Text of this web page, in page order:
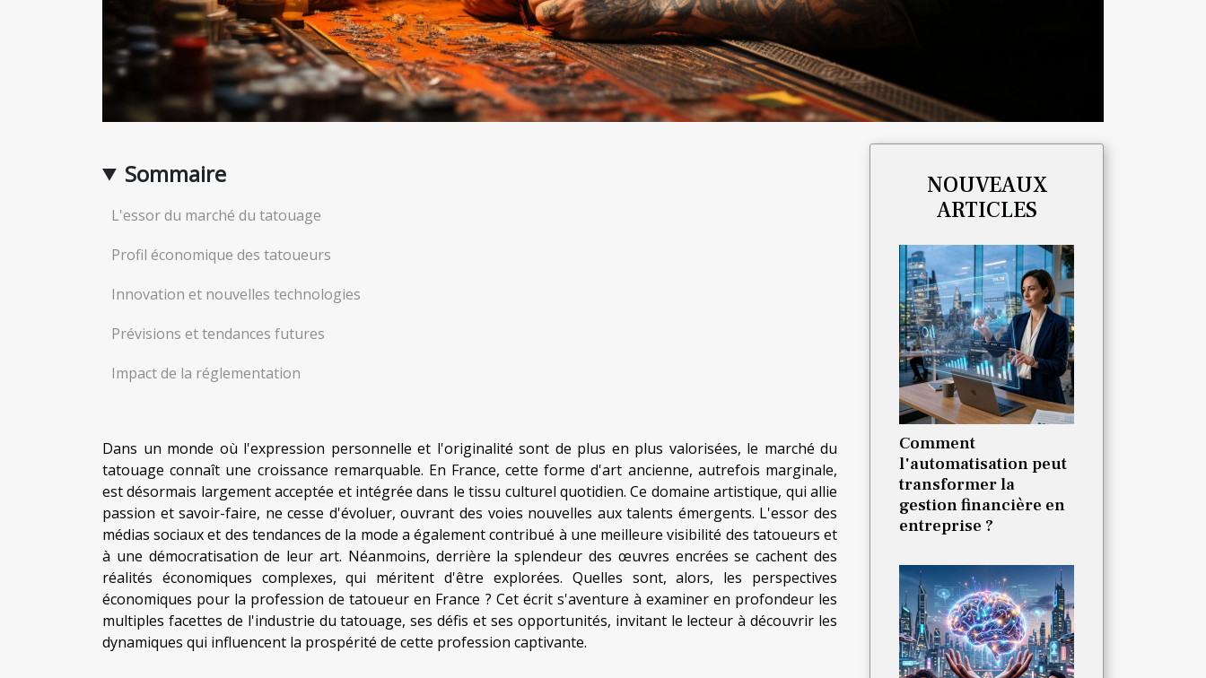
Sommaire
L'essor du marché du tatouage
Profil économique des tatoueurs
Innovation et nouvelles technologies
Prévisions et tendances futures
Impact de la réglementation
Dans un monde où l'expression personnelle et l'originalité sont de plus en plus valorisées, le marché du
tatouage connaît une croissance remarquable. En France, cette forme d'art ancienne, autrefois marginale,
est désormais largement acceptée et intégrée dans le tissu culturel quotidien. Ce domaine artistique, qui allie
passion et savoir-faire, ne cesse d'évoluer, ouvrant des voies nouvelles aux talents émergents. L'essor des
médias sociaux et des tendances de la mode a également contribué à une meilleure visibilité des tatoueurs et
à une démocratisation de leur art. Néanmoins, derrière la splendeur des œuvres encrées se cachent des
réalités économiques complexes, qui méritent d'être explorées. Quelles sont, alors, les perspectives
économiques pour la profession de tatoueur en France ? Cet écrit s'aventure à examiner en profondeur les
multiples facettes de l'industrie du tatouage, ses défis et ses opportunités, invitant le lecteur à découvrir les
dynamiques qui influencent la prospérité de cette profession captivante.
NOUVEAUX
ARTICLES
Comment
l'automatisation peut
transformer la
gestion financière en
entreprise ?